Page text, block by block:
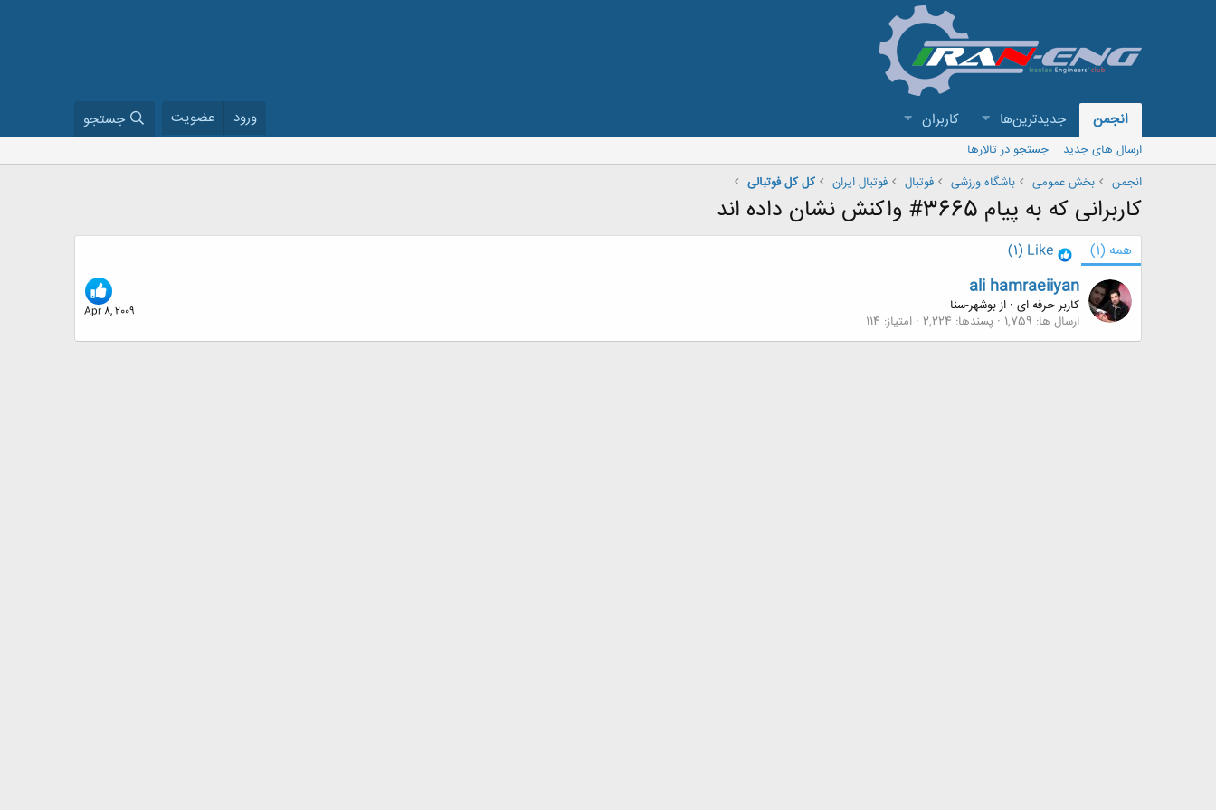
انجمن جدیدترین‌ها کاربران ورود عضویت جستجو
ارسال های جدید
جستجو در تالارها
انجمن
بخش عمومی باشگاه ورزشی فوتبال فوتبال ایران كل كل فوتبالی
کاربرانی که به پیام 3665# واکنش نشان داده اند
همه (1)
Like
(1)
Apr 8, 2009
ali hamraeiiyan
کاربر حرفه ای · ازبوشهر-سنا
ارسال ها 1,759 پسندها 2,224 امتیاز 114